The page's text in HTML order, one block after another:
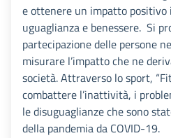
e ottenere un impatto
uguaglianza e benessere. Si
partecipazione delle persone
misurare l’impatto che ne
società. Attraverso lo sport,
combattere l’inattività, i
le disuguaglianze che sono
della pandemia da COVID-19.